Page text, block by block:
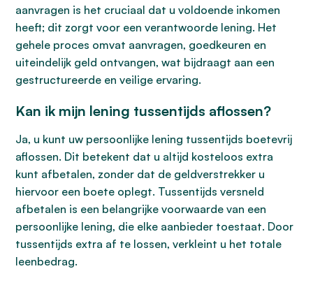
aanvragen is het cruciaal dat u voldoende inkomen
heeft; dit zorgt voor een verantwoorde lening. Het
gehele proces omvat aanvragen, goedkeuren en
uiteindelijk geld ontvangen, wat bijdraagt aan een
gestructureerde en veilige ervaring.
Kan ik mijn lening tussentijds aflossen?
Ja, u kunt uw persoonlijke lening tussentijds boetevrij
aflossen. Dit betekent dat u altijd kosteloos extra
kunt afbetalen, zonder dat de geldverstrekker u
hiervoor een boete oplegt. Tussentijds versneld
afbetalen is een belangrijke voorwaarde van een
persoonlijke lening, die elke aanbieder toestaat. Door
tussentijds extra af te lossen, verkleint u het totale
leenbedrag.